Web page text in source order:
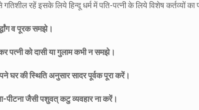
रहें इसके लिये हिन्दू धर्म में पति-पत्नी के लिये विशेष कर्तव्यों
व पूरक समझे।
पत्नी को दासी या गुलाम कभी न समझे।
घर की स्थिति अनुसार सादर पूर्वक पूरा करें।
पीटना जैसी पशुवत् कटु व्यवहार ना करें।